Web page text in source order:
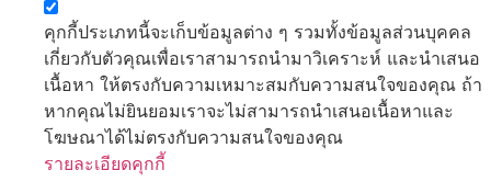
คุกกี้ประเภทนี้จะเก็บข้อมูลต่าง ๆ รวมทั้งข้อมูลส่วนบุคคล
เกี่ยวกับตัวคุณเพื่อเราสามารถนำมาวิเคราะห์ และนำเสนอ
เนื้อหา ให้ตรงกับความเหมาะสมกับความสนใจของคุณ ถ้า
หากคุณไม่ยินยอมเราจะไม่สามารถนำเสนอเนื้อหาและ
โฆษณาได้ไม่ตรงกับความสนใจของคุณ
รายละเอียดคุกกี้